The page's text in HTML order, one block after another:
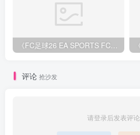
《FC足球26 EA SPORTS FC 26》Switch中文版下载+1.82.4264补丁+1DLC
评论 抢沙发
请登录后发表评论